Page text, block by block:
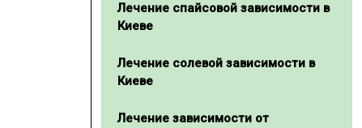
Лечение спайсовой зависимости в
Киеве
Лечение солевой зависимости в
Киеве
Лечение зависимости от